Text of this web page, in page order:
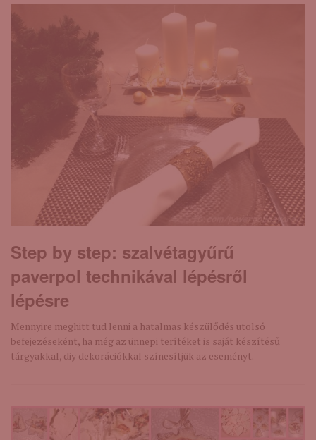
Step by step: szalvétagyűrű
paverpol technikával lépésről
lépésre
Mennyire meghitt tud lenni a hatalmas készülődés utolsó
befejezéseként, ha még az ünnepi terítéket is saját készítésű
tárgyakkal, diy dekorációkkal színesítjük az eseményt.